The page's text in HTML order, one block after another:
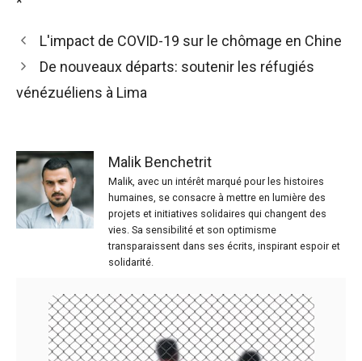
L'impact de COVID-19 sur le chômage en Chine
De nouveaux départs: soutenir les réfugiés
vénézuéliens à Lima
Malik Benchetrit
Malik, avec un intérêt marqué pour les histoires
humaines, se consacre à mettre en lumière des
projets et initiatives solidaires qui changent des
vies. Sa sensibilité et son optimisme
transparaissent dans ses écrits, inspirant espoir et
solidarité.